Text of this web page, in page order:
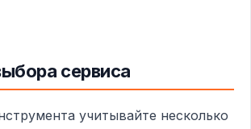
сервиса
учитывайте несколько